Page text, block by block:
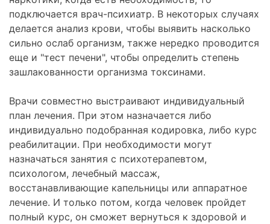
подключается врач-психиатр. В некоторых случаях
делается анализ крови, чтобы выявить насколько
сильно ослаб организм, также нередко проводится
еще и "тест печени", чтобы определить степень
зашлакованности организма токсинами.
Врачи совместно выстраивают индивидуальный
план лечения. При этом назначается либо
индивидуально подобранная кодировка, либо курс
реабилитации. При необходимости могут
назначаться занятия с психотерапевтом,
психологом, лечебный массаж,
восстанавливающие капельницы или аппаратное
лечение. И только потом, когда человек пройдет
полный курс, он сможет вернуться к здоровой и